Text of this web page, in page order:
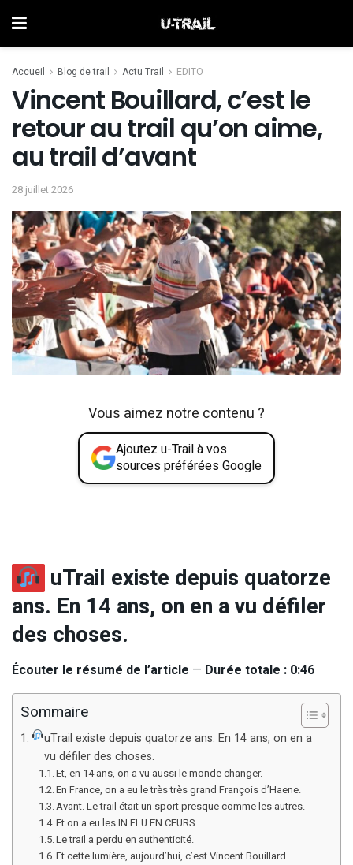
Accueil Blog de trail Actu Trail EDITO
Vincent Bouillard, c’est le
retour au trail qu’on aime,
au trail d’avant
28 juillet 2026
Vous aimez notre contenu ?
Ajoutez u-Trail à vos
sources préférées Google
uTrail existe depuis quatorze
ans. En 14 ans, on en a vu défiler
des choses.
Écouter le résumé de l’article — Durée totale : 0:46
Sommaire
uTrail existe depuis quatorze ans. En 14 ans, on en a
vu défiler des choses.
Et, en 14 ans, on a vu aussi le monde changer.
En France, on a eu le très très grand François d’Haene.
Avant. Le trail était un sport presque comme les autres.
Et on a eu les IN FLU EN CEURS.
Le trail a perdu en authenticité.
Et cette lumière, aujourd’hui, c’est Vincent Bouillard.